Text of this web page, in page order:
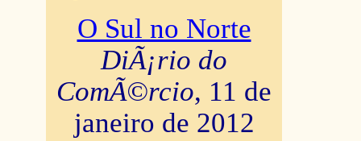
O Sul no Norte
DiÃ¡rio do
ComÃ©rcio, 11 de
janeiro de 2012